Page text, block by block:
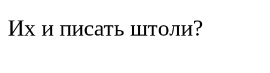
Их и писать штоли?